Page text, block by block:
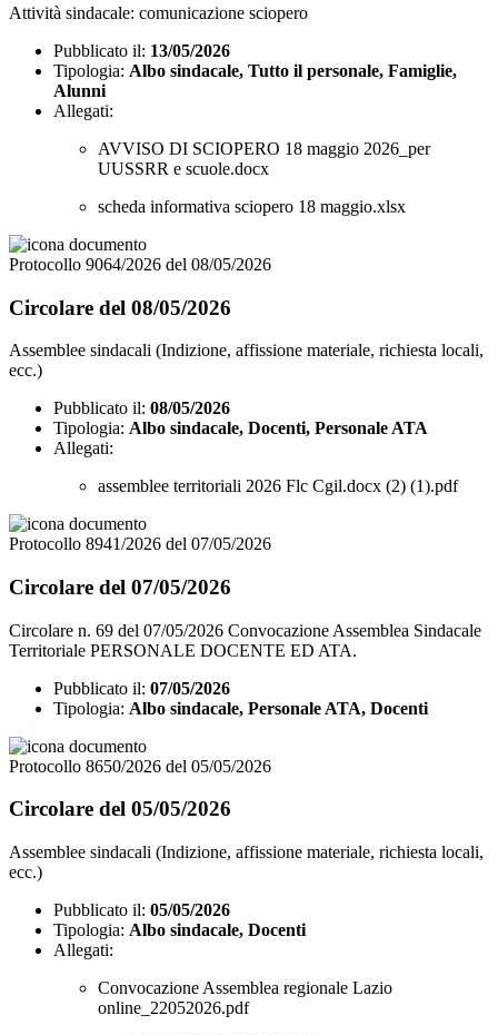
Attività sindacale: comunicazione sciopero
Pubblicato il: 13/05/2026
Tipologia: Albo sindacale, Tutto il personale, Famiglie,
Alunni
Allegati:
AVVISO DI SCIOPERO 18 maggio 2026_per
UUSSRR e scuole.docx
scheda informativa sciopero 18 maggio.xlsx
Protocollo 9064/2026 del 08/05/2026
Circolare del 08/05/2026
Assemblee sindacali (Indizione, affissione materiale, richiesta locali,
ecc.)
Pubblicato il: 08/05/2026
Tipologia: Albo sindacale, Docenti, Personale ATA
Allegati:
assemblee territoriali 2026 Flc Cgil.docx (2) (1).pdf
Protocollo 8941/2026 del 07/05/2026
Circolare del 07/05/2026
Circolare n. 69 del 07/05/2026 Convocazione Assemblea Sindacale
Territoriale PERSONALE DOCENTE ED ATA.
Pubblicato il: 07/05/2026
Tipologia: Albo sindacale, Personale ATA, Docenti
Protocollo 8650/2026 del 05/05/2026
Circolare del 05/05/2026
Assemblee sindacali (Indizione, affissione materiale, richiesta locali,
ecc.)
Pubblicato il: 05/05/2026
Tipologia: Albo sindacale, Docenti
Allegati:
Convocazione Assemblea regionale Lazio
online_22052026.pdf